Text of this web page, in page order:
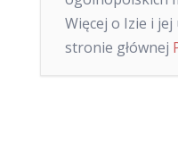
Więcej o Izie i jej
stronie głównej